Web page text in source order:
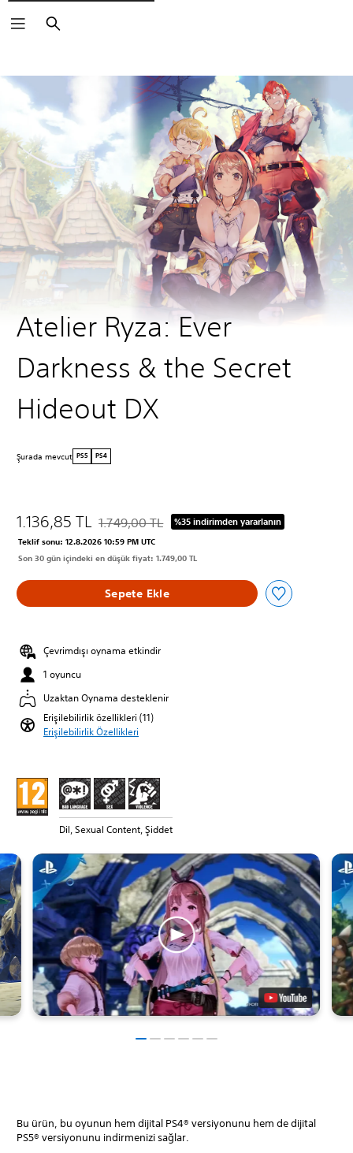
Arama
Atelier Ryza: Ever
Darkness & the Secret
Hideout DX
Şurada mevcut PS5 PS4
1.136,85 TL Orijinal fiyat olan 1.749,00 TL üzerinden indirim
1.749,00 TL %35 indirimden yararlanın
Teklif sonu: 12.8.2026 10:59 PM UTC
Son 30 gün içindeki en düşük fiyat: 1.749,00 TL
Sepete Ekle
Çevrimdışı oynama etkindir
1 oyuncu
Uzaktan Oynama desteklenir
Erişilebilirlik özellikleri (11)
Erişilebilirlik Özellikleri
Dil, Sexual Content, Şiddet
Bu ürün, bu oyunun hem dijital PS4® versiyonunu hem de dijital
PS5® versiyonunu indirmenizi sağlar.